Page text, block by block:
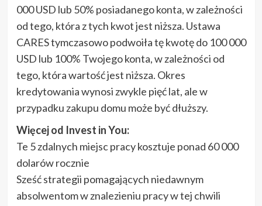
000 USD lub 50% posiadanego konta, w zależności
od tego, która z tych kwot jest niższa. Ustawa
CARES tymczasowo podwoiła tę kwotę do 100 000
USD lub 100% Twojego konta, w zależności od
tego, która wartość jest niższa. Okres
kredytowania wynosi zwykle pięć lat, ale w
przypadku zakupu domu może być dłuższy.
Więcej od Invest in You:
Te 5 zdalnych miejsc pracy kosztuje ponad 60 000
dolarów rocznie
Sześć strategii pomagających niedawnym
absolwentom w znalezieniu pracy w tej chwili